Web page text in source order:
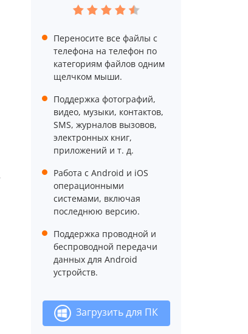
Переносите все файлы с
телефона на телефон по
категориям файлов одним
щелчком мыши.
Поддержка фотографий,
видео, музыки, контактов,
SMS, журналов вызовов,
электронных книг,
приложений и т. д.
Работа с Android и iOS
операционными
системами, включая
последнюю версию.
Поддержка проводной и
беспроводной передачи
данных для Android
устройств.
Загрузить для ПК